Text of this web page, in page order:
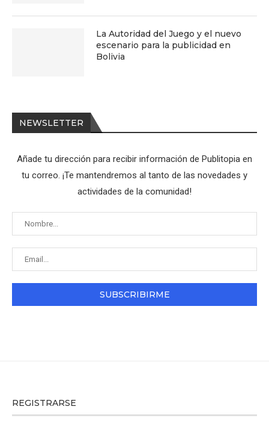
La Autoridad del Juego y el nuevo
escenario para la publicidad en
Bolivia
NEWSLETTER
Añade tu dirección para recibir información de Publitopia en
tu correo. ¡Te mantendremos al tanto de las novedades y
actividades de la comunidad!
REGISTRARSE